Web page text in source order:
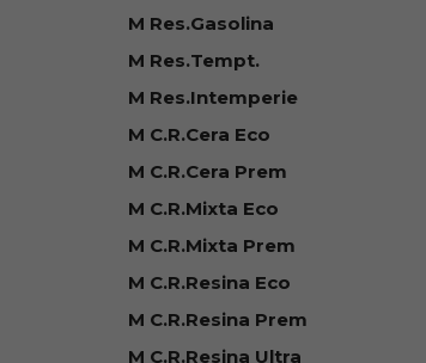
M Res.Gasolina
M Res.Tempt.
M Res.Intemperie
M C.R.Cera Eco
M C.R.Cera Prem
M C.R.Mixta Eco
M C.R.Mixta Prem
M C.R.Resina Eco
M C.R.Resina Prem
M C.R.Resina Ultra